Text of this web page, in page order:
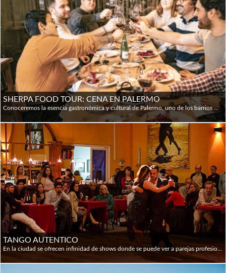
SHERPA FOOD TOUR: CENA EN PALERMO
Conoceremos la esencia gastronómica y cultural de Palermo, uno de los barrios más vibrantes de Buenos Aires. Degustaremos más de 10 platos y bebidas en 4 restaurantes seleccionados, caminando por sus calles mientras conocemos la historia, street art e identidad local. Los guías apasionados por la gastronomía, enriquecerán la experiencia compartiendo relatos sobre la comida, la cultura y las costumbres porteñas. La duración total es de 3h 30' en las que se camina no más de 40'; el punto de inicio es Picsa (Nicaragua 4896) y finaliza en Antiche Tentazioni (Honduras 4770)
TANGO AUTENTICO
En la ciudad se ofrecen infinidad de shows donde se puede ver a parejas profesionales bailar Tango sobre un escenario; pero en ninguno de estos lugares se encuentra a los tangueros reales y locales. El “Porteño” va a las Milongas y es allí a donde nos lleva este paseo, para conocer sobre los códigos y tradiciones de la mano de un auténtico tanguero. Visitaremos una típica milonga Porteña donde los locales se juntan a bailar y escuchar tango; disfrutaremos de una Orquesta Típica en vivo; tomaremos una clase para aprender los primeros pasos y un guía especializado dará una introducción a los códigos de la milonga y características del baile.